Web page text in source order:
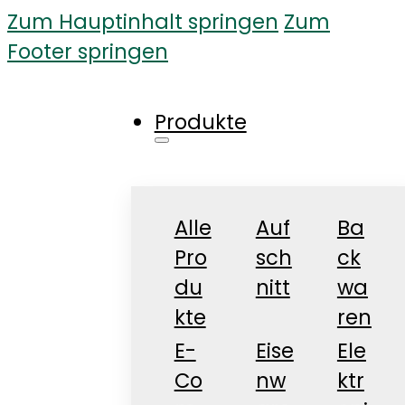
Zum Hauptinhalt springen Zum
Footer springen
Produkte
Alle
Pro
du
kte
Auf
sch
nitt
Ba
ck
wa
ren
E-
Co
Eise
nw
Ele
ktr